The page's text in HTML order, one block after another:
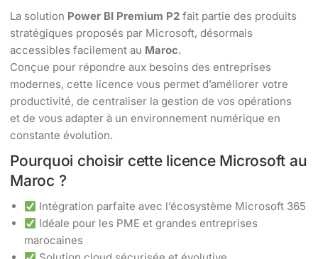
La solution Power BI Premium P2 fait partie des produits
stratégiques proposés par Microsoft, désormais
accessibles facilement au Maroc.
Conçue pour répondre aux besoins des entreprises
modernes, cette licence vous permet d’améliorer votre
productivité, de centraliser la gestion de vos opérations
et de vous adapter à un environnement numérique en
constante évolution.
Pourquoi choisir cette licence Microsoft au
Maroc ?
Intégration parfaite avec l’écosystème Microsoft 365
Idéale pour les PME et grandes entreprises
marocaines